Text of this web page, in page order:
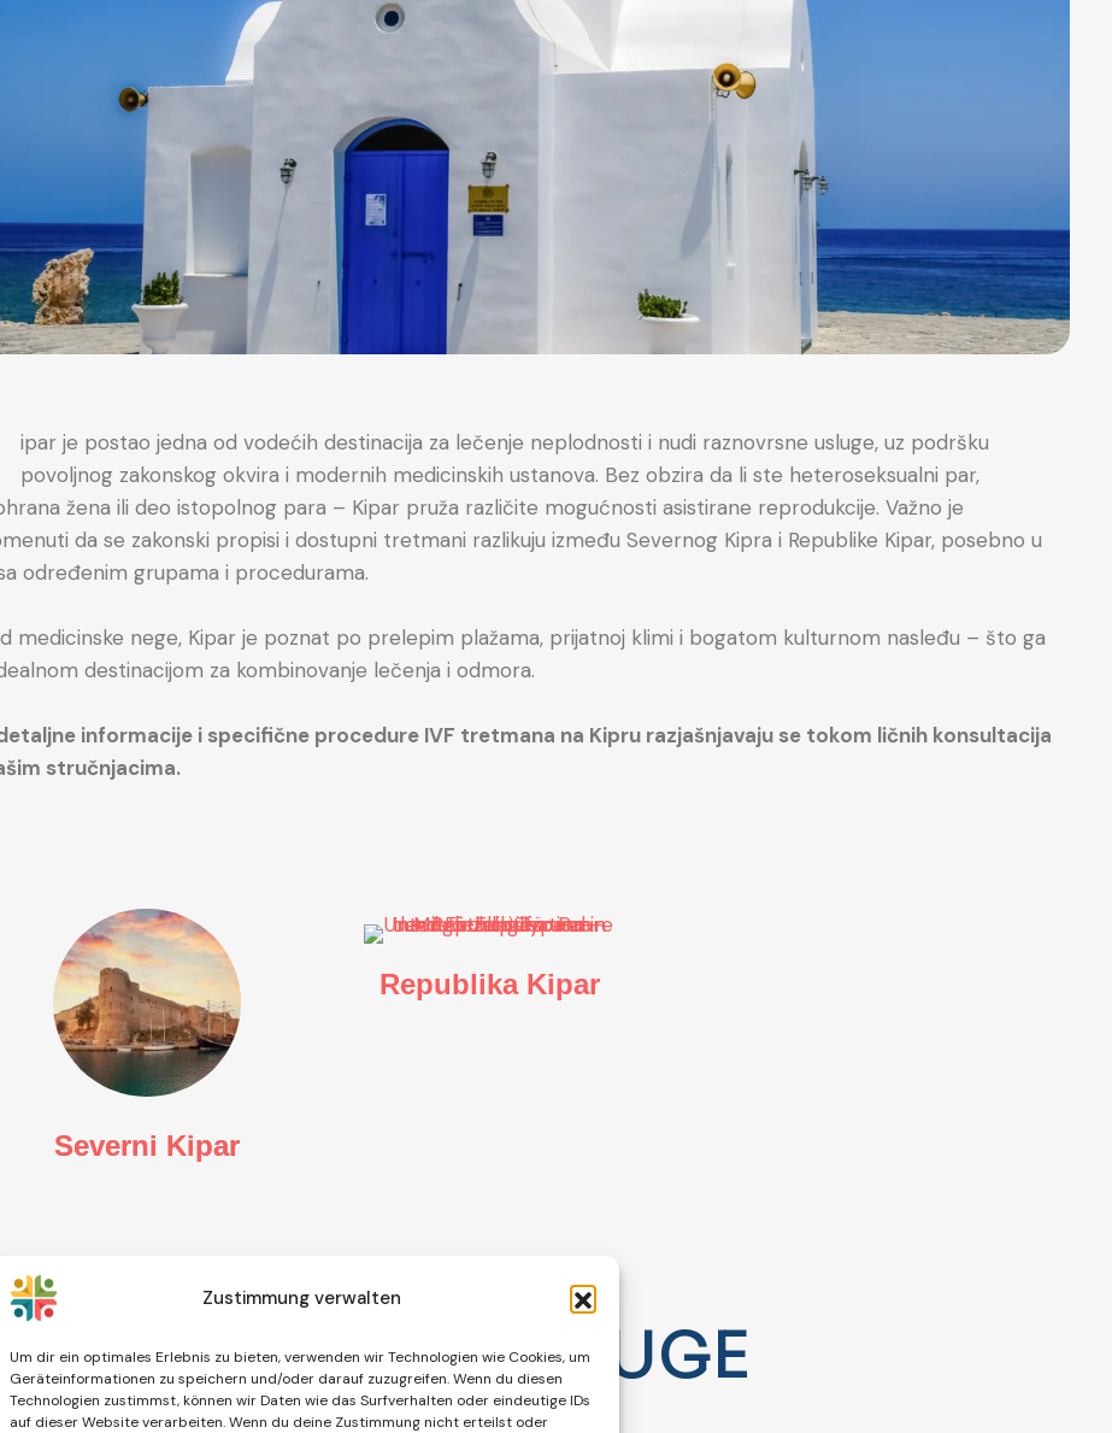
Zustimmung verwalten
Um dir ein optimales Erlebnis zu bieten, verwenden wir Technologien wie Cookies, um
Geräteinformationen zu speichern und/oder darauf zuzugreifen. Wenn du diesen
Technologien zustimmst, können wir Daten wie das Surfverhalten oder eindeutige IDs
auf dieser Website verarbeiten. Wenn du deine Zustimmung nicht erteilst oder
ipar je postao jedna od vodećih destinacija za lečenje neplodnosti i nudi raznovrsne usluge, uz podršku
povoljnog zakonskog okvira i modernih medicinskih ustanova. Bez obzira da li ste heteroseksualni par,
žena ili deo istopolnog para – Kipar pruža različite mogućnosti asistirane reprodukcije. Važno je
da se zakonski propisi i dostupni tretmani razlikuju između Severnog Kipra i Republike Kipar, posebno u
određenim grupama i procedurama.
medicinske nege, Kipar je poznat po prelepim plažama, prijatnoj klimi i bogatom kulturnom nasleđu – što ga
destinacijom za kombinovanje lečenja i odmora.
informacije i specifične procedure IVF tretmana na Kipru razjašnjavaju se tokom ličnih konsultacija
stručnjacima.
Severni Kipar
Republika Kipar
PONUDA
NAŠEUSL UGE